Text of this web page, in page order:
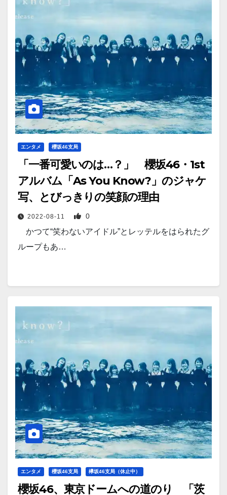
エンタメ 櫻坂46支局
「一番可愛いのは…？」 櫻坂46・1st
アルバム「As You Know?」のジャケ
写、とびっきりの笑顔の理由
2022-08-11 0
かつて“笑わないアイドル”とレッテルをはられたグ
ループもあ…
エンタメ 櫻坂46支局 欅坂46支局（休止中）
櫻坂46、東京ドームへの道のり 「茨